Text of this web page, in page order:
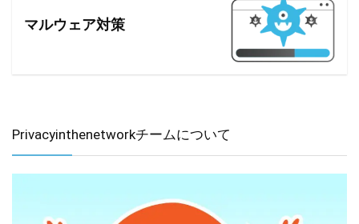
マルウェア対策
Privacyinthenetworkチームについて